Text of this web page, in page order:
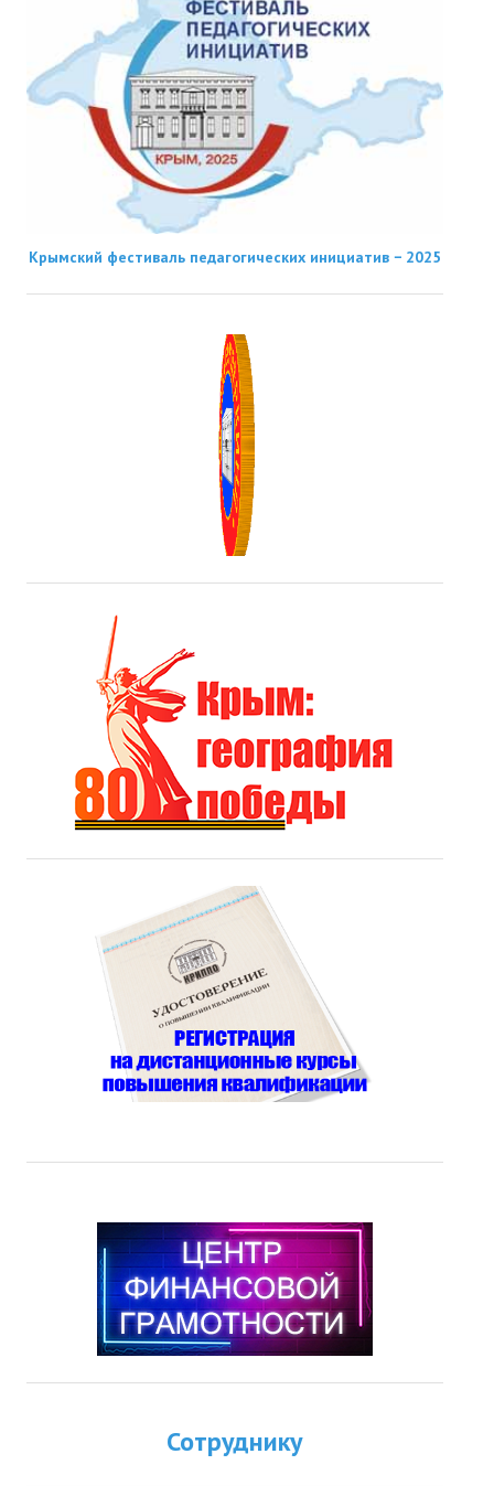
Крымский фестиваль педагогических инициатив − 2025
Сотруднику